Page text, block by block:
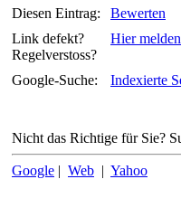
Diesen Eintrag:
Bewerten
Link defekt?
Regelverstoss?
Hier melden
Google-Suche: Indexierte
Nicht das Richtige für Sie?
Google | Web | Yahoo